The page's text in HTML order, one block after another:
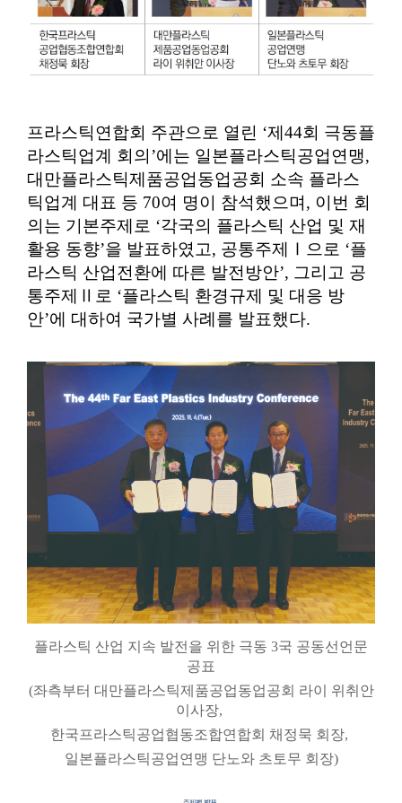
프라스틱연합회 주관으로 열린 ‘제44회 극동플
라스틱업계 회의’에는 일본플라스틱공업연맹,
대만플라스틱제품공업동업공회 소속 플라스
틱업계 대표 등 70여 명이 참석했으며, 이번 회
의는 기본주제로 ‘각국의 플라스틱 산업 및 재
활용 동향’을 발표하였고, 공통주제Ⅰ으로 ‘플
라스틱 산업전환에 따른 발전방안’, 그리고 공
통주제Ⅱ로 ‘플라스틱 환경규제 및 대응 방
안’에 대하여 국가별 사례를 발표했다.
플라스틱 산업 지속 발전을 위한 극동 3국 공동선언문
공표
(좌측부터 대만플라스틱제품공업동업공회 라이 위취안
이사장,
한국프라스틱공업협동조합연합회 채정묵 회장,
일본플라스틱공업연맹 단노와 츠토무 회장)